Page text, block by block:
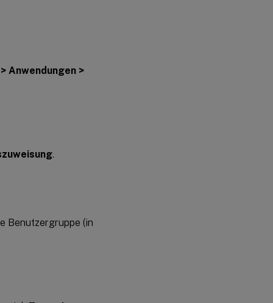
Anwendungen >
.
Benutzergruppe (in